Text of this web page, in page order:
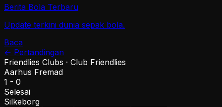
Berita Bola Terbaru
Update terkini dunia sepak bola.
Baca
← Pertandingan
Friendlies Clubs · Club Friendlies
Aarhus Fremad
1 - 0
Selesai
Silkeborg